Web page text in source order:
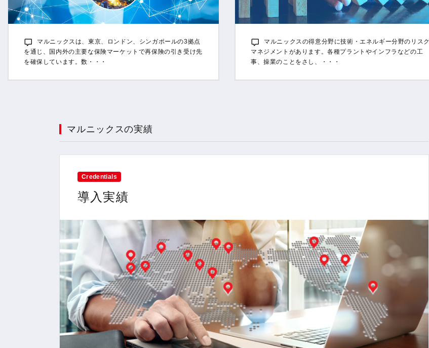
マルニックスは、東京、ロンドン、シンガポールの3拠点
を通じ、国内外の主要な保険マーケットで再保険の引き受け先
を確保しています。数・・・
マルニックスの得意分野に技術・エネルギー分野のリスク
マネジメントがあります。各種プラントやインフラなどの工
事、操業のことをさし、・・・
マルニックスの実績
Credentials
導入実績